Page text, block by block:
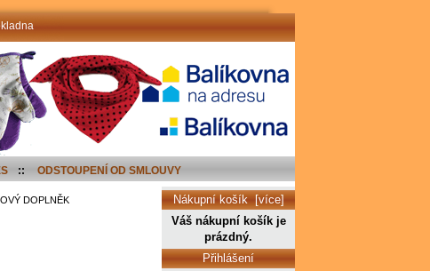
:: ODSTOUPENÍ OD SMLOUVY
DOPLNĚK
Nákupní košík [více]
Váš nákupní košík je
prázdný.
Přihlášení